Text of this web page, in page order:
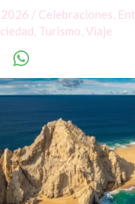
/ Celebraciones,
, Turismo,Viaje